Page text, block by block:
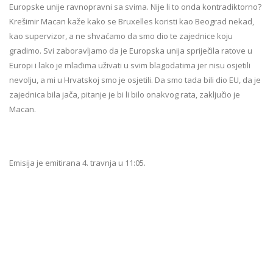
Europske unije ravnopravni sa svima. Nije li to onda kontradiktorno?
Krešimir Macan kaže kako se Bruxelles koristi kao Beograd nekad,
kao supervizor, a ne shvaćamo da smo dio te zajednice koju
gradimo. Svi zaboravljamo da je Europska unija spriječila ratove u
Europi i lako je mlađima uživati u svim blagodatima jer nisu osjetili
nevolju, a mi u Hrvatskoj smo je osjetili. Da smo tada bili dio EU, da je
zajednica bila jača, pitanje je bi li bilo onakvog rata, zaključio je
Macan.
Emisija je emitirana 4. travnja u 11:05.